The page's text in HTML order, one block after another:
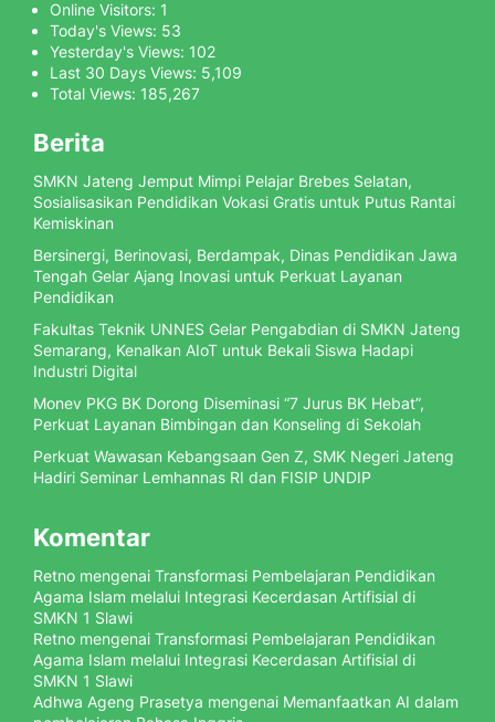
Online Visitors: 1
Today's Views: 53
Yesterday's Views: 102
Last 30 Days Views: 5,109
Total Views: 185,267
Berita
SMKN Jateng Jemput Mimpi Pelajar Brebes Selatan,
Sosialisasikan Pendidikan Vokasi Gratis untuk Putus Rantai
Kemiskinan
Bersinergi, Berinovasi, Berdampak, Dinas Pendidikan Jawa
Tengah Gelar Ajang Inovasi untuk Perkuat Layanan
Pendidikan
Fakultas Teknik UNNES Gelar Pengabdian di SMKN Jateng
Semarang, Kenalkan AIoT untuk Bekali Siswa Hadapi
Industri Digital
Monev PKG BK Dorong Diseminasi “7 Jurus BK Hebat”,
Perkuat Layanan Bimbingan dan Konseling di Sekolah
Perkuat Wawasan Kebangsaan Gen Z, SMK Negeri Jateng
Hadiri Seminar Lemhannas RI dan FISIP UNDIP
Komentar
Retno mengenai Transformasi Pembelajaran Pendidikan
Agama Islam melalui Integrasi Kecerdasan Artifisial di
SMKN 1 Slawi
Retno mengenai Transformasi Pembelajaran Pendidikan
Agama Islam melalui Integrasi Kecerdasan Artifisial di
SMKN 1 Slawi
Adhwa Ageng Prasetya mengenai Memanfaatkan AI dalam